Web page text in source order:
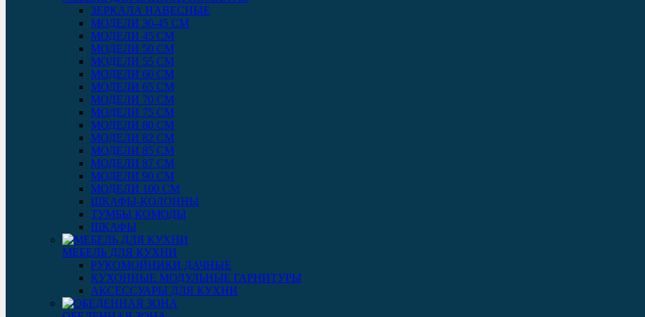
ЗЕРКАЛА НАВЕСНЫЕ
МОДЕЛИ 30-45 СМ
МОДЕЛИ 45 СМ
МОДЕЛИ 50 СМ
МОДЕЛИ 55 СМ
МОДЕЛИ 60 СМ
МОДЕЛИ 65 СМ
МОДЕЛИ 70 СМ
МОДЕЛИ 75 СМ
МОДЕЛИ 80 СМ
МОДЕЛИ 82 СМ
МОДЕЛИ 85 СМ
МОДЕЛИ 87 СМ
МОДЕЛИ 90 СМ
МОДЕЛИ 100 СМ
ШКАФЫ-КОЛОННЫ
ТУМБЫ КОМОДЫ
ШКАФЫ
МЕБЕЛЬ ДЛЯ КУХНИ
РУКОМОЙНИКИ ДАЧНЫЕ
КУХОННЫЕ МОДУЛЬНЫЕ ГАРНИТУРЫ
АКСЕССУАРЫ ДЛЯ КУХНИ